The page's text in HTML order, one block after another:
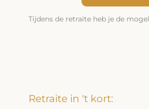
'De
Tijdens de retraite heb je de
Retraite in 't kort: